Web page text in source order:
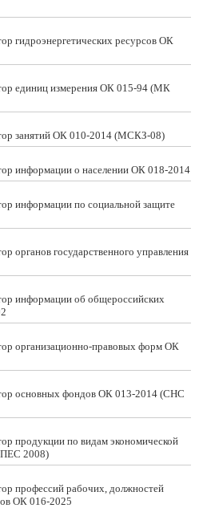
гидроэнергетических ресурсов ОК
единиц измерения ОК 015-94 (МК
занятий ОК 010-2014 (МСКЗ-08)
информации о населении ОК 018-2014
информации по социальной защите
органов государственного управления
информации об общероссийских
организационно-правовых форм ОК
основных фондов ОК 013-2014 (СНС
продукции по видам экономической
2008)
профессий рабочих, должностей
ОК 016-2025